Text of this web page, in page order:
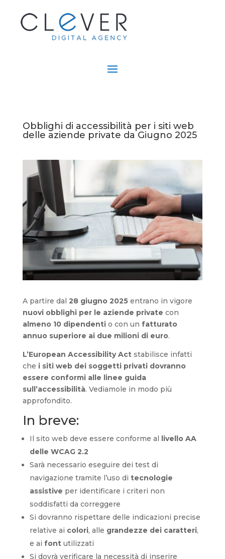
Obblighi di accessibilità per i siti web
delle aziende private da Giugno 2025
A partire dal 28 giugno 2025 entrano in vigore
nuovi obblighi per le aziende private con
almeno 10 dipendenti o con un fatturato
annuo superiore ai due milioni di euro.
L’European Accessibility Actstabilisce infatti
che i siti web dei soggetti privati dovranno
essere conformi alle linee guida
sull’accessibilità. Vediamole in modo più
approfondito.
In breve:
Il sito web deve essere conforme al livello AA
delle WCAG 2.2
Sarà necessario eseguire dei test di
navigazione tramite l’uso di tecnologie
assistive per identificare i criteri non
soddisfatti da correggere
Si dovranno rispettare delle indicazioni precise
relative ai colori, alle grandezze dei caratteri,
e ai font utilizzati
Si dovrà verificare la necessità di inserire